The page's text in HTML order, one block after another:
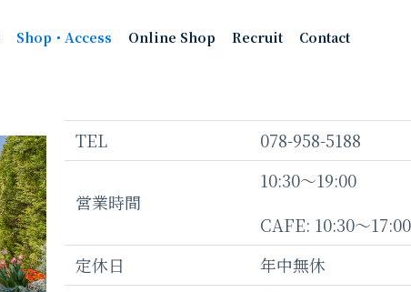
Shop・Access Online Shop Recruit Contact
TEL 078-958-5188
営業時間
10:30〜19:00
CAFE: 10:30〜17:00
定休日
年中無休